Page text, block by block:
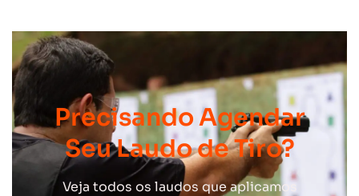
Precisando Agendar
Seu Laudo de Tiro?
Veja todos os laudos que aplicamos